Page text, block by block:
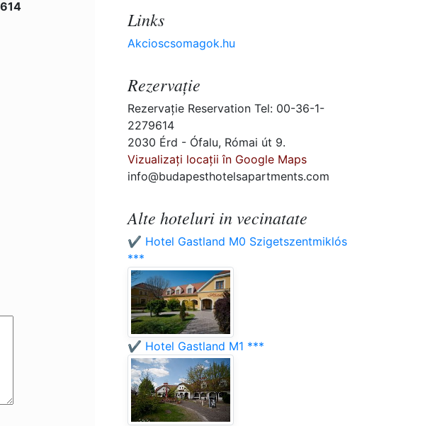
Links
Akcioscsomagok.hu
Rezervaţie
Rezervaţie Reservation Tel: 00-36-1-
2279614
2030 Érd - Ófalu, Római út 9.
Vizualizați locații în Google Maps
info@budapesthotelsapartments.com
Alte hoteluri in vecinatate
✔️ Hotel Gastland M0 Szigetszentmiklós
***
✔️ Hotel Gastland M1 ***